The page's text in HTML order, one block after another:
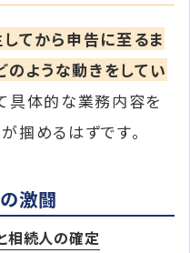
てから申告に至るま
のような動きをしてい
具体的な業務内容を
掴めるはずです。
激闘
相続人の確定